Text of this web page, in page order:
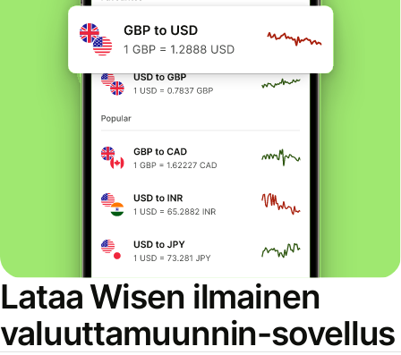
Lataa Wisen ilmainen
valuuttamuunnin-sovellus